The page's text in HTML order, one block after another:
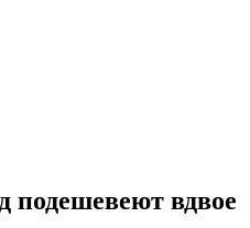
подешевеют вдвое